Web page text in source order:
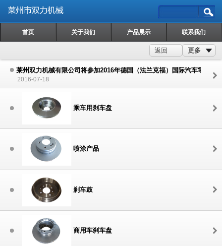
首页 关于我们 产品展示 联系我们
更多
返回
莱州双力机械有限公司将参加2016年德国（法兰克福）国际汽车零配件
2016-07-18
乘车用刹车盘
喷涂产品
刹车鼓
商用车刹车盘